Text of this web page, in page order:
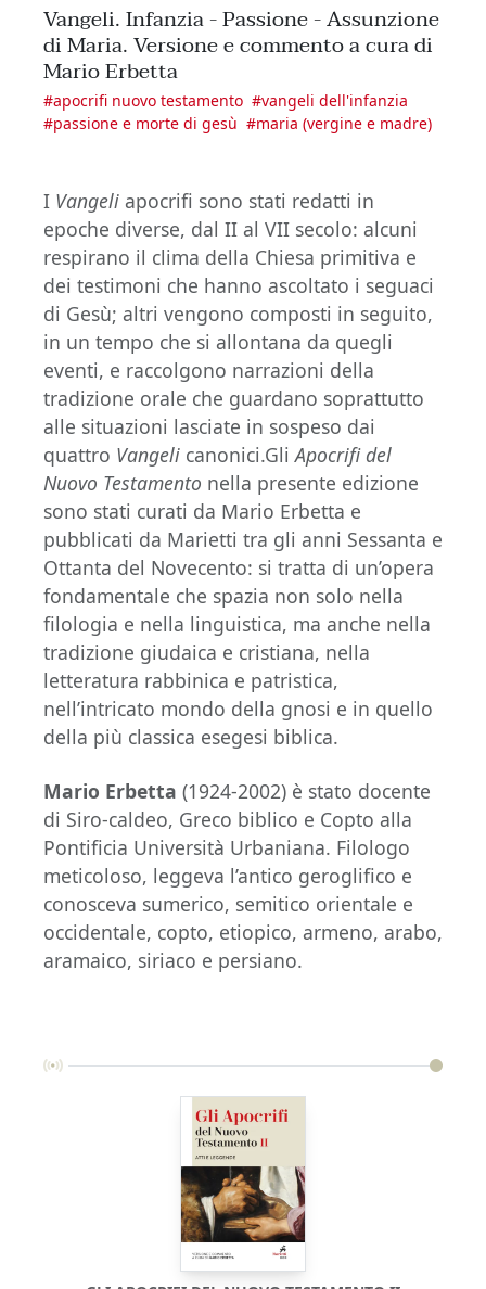
Vangeli. Infanzia - Passione - Assunzione
di Maria. Versione e commento a cura di
Mario Erbetta
#apocrifi nuovo testamento #vangeli dell'infanzia
#passione e morte di gesù #maria (vergine e madre)
I Vangeli apocrifi sono stati redatti in
epoche diverse, dal II al VII secolo: alcuni
respirano il clima della Chiesa primitiva e
dei testimoni che hanno ascoltato i seguaci
di Gesù; altri vengono composti in seguito,
in un tempo che si allontana da quegli
eventi, e raccolgono narrazioni della
tradizione orale che guardano soprattutto
alle situazioni lasciate in sospeso dai
quattro Vangeli canonici.GliApocrifi del
Nuovo Testamento nella presente edizione
sono stati curati da Mario Erbetta e
pubblicati da Marietti tra gli anni Sessanta e
Ottanta del Novecento: si tratta di un’opera
fondamentale che spazia non solo nella
filologia e nella linguistica, ma anche nella
tradizione giudaica e cristiana, nella
letteratura rabbinica e patristica,
nell’intricato mondo della gnosi e in quello
della più classica esegesi biblica.
Mario Erbetta (1924-2002) è stato docente
di Siro-caldeo, Greco biblico e Copto alla
Pontificia Università Urbaniana. Filologo
meticoloso, leggeva l’antico geroglifico e
conosceva sumerico, semitico orientale e
occidentale, copto, etiopico, armeno, arabo,
aramaico, siriaco e persiano.